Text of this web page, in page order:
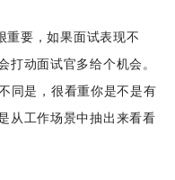
要，如果面试表现不
打动面试官多给个机会。
同是，很看重你是不是有
从工作场景中抽出来看看